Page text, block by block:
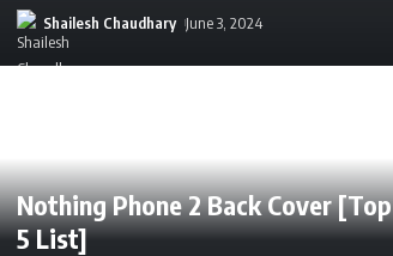
Shailesh Chaudhary June 3, 2024
Nothing Phone 2 Back Cover [Top
5 List]